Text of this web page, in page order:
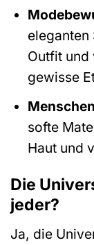
eleganten
Outfit und
gewisse
softe
Haut und
Die
jeder?
Ja, die